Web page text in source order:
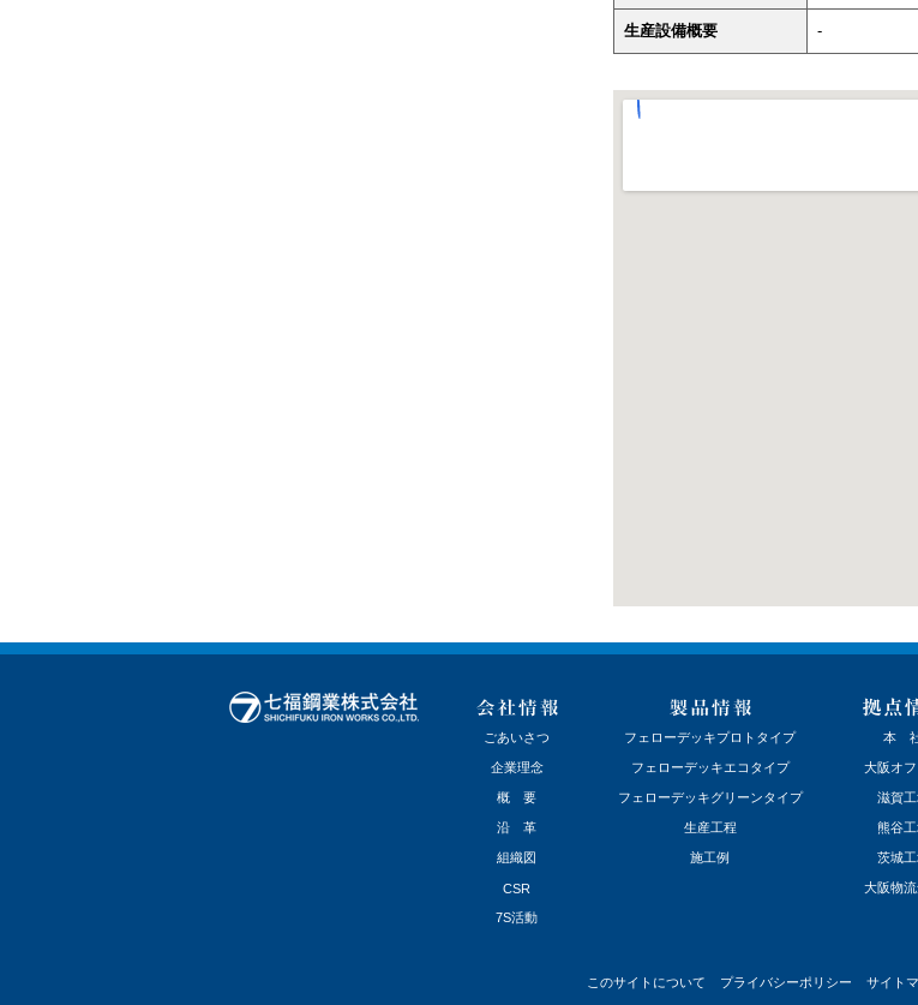
生産設備概要 -
ごあいさつ フェローデッキプロトタイプ 本
企業理念 フェローデッキエコタイプ 大阪オフ
概 要 フェローデッキグリーンタイプ 滋賀
沿 革 生産工程 熊谷
組織図 施工例 茨城
CSR 大阪物
7S活動
このサイトについて プライバシーポリシー サイト